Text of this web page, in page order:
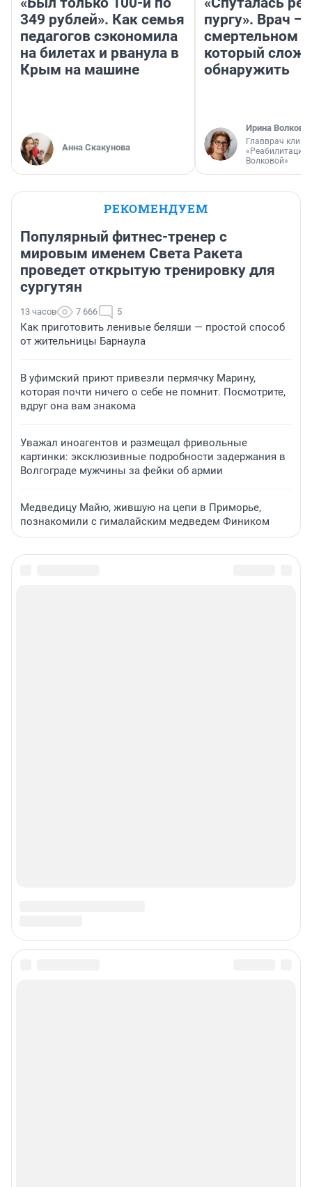
349 рублей». Как семья
педагогов сэкономила
на билетах и рванула в
Крым на машине
Анна Скакунова
пургу». Врач —
смертельном
который
обнаружить
Ирина Волкова
Главврач
«Реабилитация
Волковой»
РЕКОМЕНДУЕМ
Популярный фитнес-тренер с
мировым именем Света Ракета
проведет открытую тренировку для
сургутян
13 часов 7 666 5
Как приготовить ленивые беляши — простой способ
от жительницы Барнаула
В уфимский приют привезли пермячку Марину,
которая почти ничего о себе не помнит. Посмотрите,
вдруг она вам знакома
Уважал иноагентов и размещал фривольные
картинки: эксклюзивные подробности задержания в
Волгограде мужчины за фейки об армии
Медведицу Майю, жившую на цепи в Приморье,
познакомили с гималайским медведем Фиником